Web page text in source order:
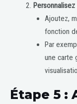
Ajoutez,
fonction
Par
une carte
Étape 5 :